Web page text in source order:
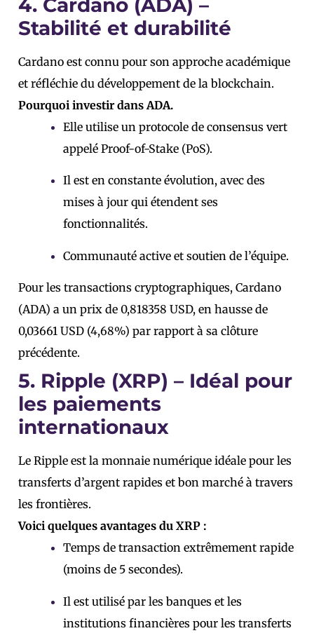
4. Cardano (ADA) –
Stabilité et durabilité
Cardano est connu pour son approche académique
et réfléchie du développement de la blockchain.
Pourquoi investir dans ADA.
Elle utilise un protocole de consensus vert
appelé Proof-of-Stake (PoS).
Il est en constante évolution, avec des
mises à jour qui étendent ses
fonctionnalités.
Communauté active et soutien de l’équipe.
Pour les transactions cryptographiques, Cardano
(ADA) a un prix de 0,818358 USD, en hausse de
0,03661 USD (4,68%) par rapport à sa clôture
précédente.
5. Ripple (XRP) – Idéal pour
les paiements
internationaux
Le Ripple est la monnaie numérique idéale pour les
transferts d’argent rapides et bon marché à travers
les frontières.
Voici quelques avantages du XRP :
Temps de transaction extrêmement rapide
(moins de 5 secondes).
Il est utilisé par les banques et les
institutions financières pour les transferts